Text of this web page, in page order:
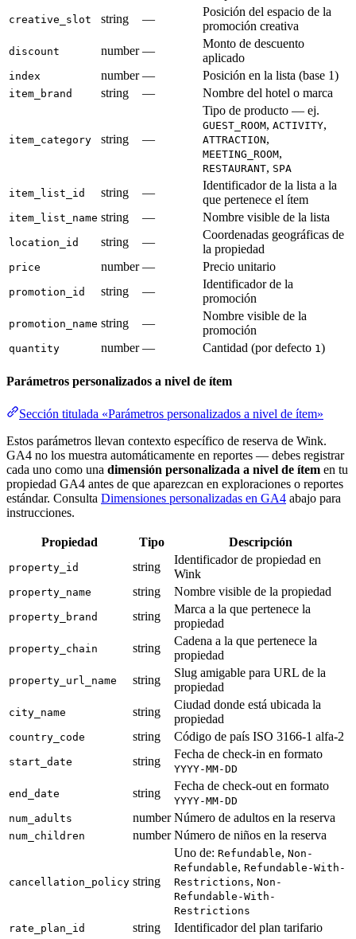
creative_slot string —
Posición del espacio de la
promoción creativa
discount number —
Monto de descuento
aplicado
index number — Posición en la lista (base 1)
item_brand string — Nombre del hotel o marca
item_category string —
Tipo de producto — ej.
GUEST_ROOM, ACTIVITY,
ATTRACTION,
MEETING_ROOM,
RESTAURANT, SPA
item_list_id string —
Identificador de la lista a la
que pertenece el ítem
item_list_name string — Nombre visible de la lista
location_id string —
Coordenadas geográficas de
la propiedad
price number — Precio unitario
promotion_id string —
Identificador de la
promoción
promotion_name string —
Nombre visible de la
promoción
quantity number — Cantidad (por defecto 1 )
Parámetros personalizados a nivel de ítem
Sección titulada «Parámetros personalizados a nivel de ítem»
Estos parámetros llevan contexto específico de reserva de Wink.
GA4 no los muestra automáticamente en reportes — debes registrar
cada uno como una dimensión personalizada a nivel de ítem en tu
propiedad GA4 antes de que aparezcan en exploraciones o reportes
estándar. Consulta Dimensiones personalizadas en GA4 abajo para
instrucciones.
Propiedad Tipo Descripción
property_id string
Identificador de propiedad en
Wink
property_name string Nombre visible de la propiedad
property_brand string
Marca a la que pertenece la
propiedad
property_chain string
Cadena a la que pertenece la
propiedad
property_url_name string
Slug amigable para URL de la
propiedad
city_name string
Ciudad donde está ubicada la
propiedad
country_code string Código de país ISO 3166-1 alfa-2
start_date string
Fecha de check-in en formato
YYYY-MM-DD
end_date string
Fecha de check-out en formato
YYYY-MM-DD
num_adults
number Número de adultos en la reserva
num_children number Número de niños en la reserva
cancellation_policy string
Uno de: Refundable, Non-
Refundable, Refundable-With-
Restrictions, Non-
Refundable-With-
Restrictions
rate_plan_id
string Identificador del plan tarifario